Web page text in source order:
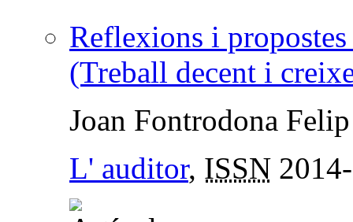
Reflexions i
(Treball decent i
Joan Fontrodona Felip
L' auditor, ISSN